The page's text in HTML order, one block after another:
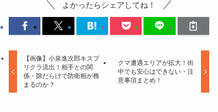
よかったらシェアしてね！
【画像】小泉進次郎キスプ
リクラ流出！相手との関
係・隙だらけで防衛相が務
まるのか？
クマ遭遇エリアが拡大！街
中でも安心はできない・注
意事項まとめ！